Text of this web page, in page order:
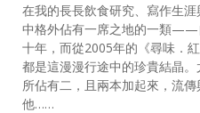
在我的長長飲食研究、寫作生
中格外佔有一席之地的一類——
十年，而從2005年的《尋味．
都是這漫漫行途中的珍貴結晶
所佔有二，且兩本加起來，流
他……